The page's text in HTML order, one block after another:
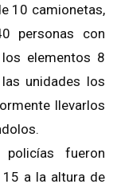
10 camionetas,
personas con
elementos 8
unidades los
llevarlos
fueron
a la altura de